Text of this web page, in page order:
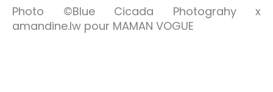
Photo ©Blue Cicada Photograhy x
amandine.lw pour MAMAN VOGUE